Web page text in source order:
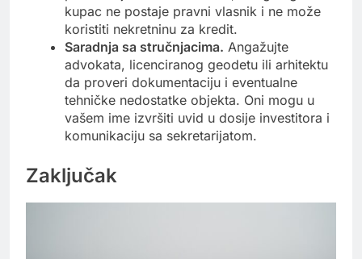
kupac ne postaje pravni vlasnik i ne može
koristiti nekretninu za kredit.
Saradnja sa stručnjacima. Angažujte
advokata, licenciranog geodetu ili arhitektu
da proveri dokumentaciju i eventualne
tehničke nedostatke objekta. Oni mogu u
vašem ime izvršiti uvid u dosije investitora i
komunikaciju sa sekretarijatom.
Zaključak